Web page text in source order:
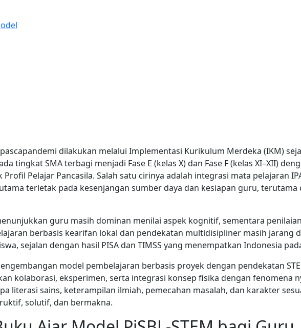
dilakukan melalui Implementasi Kurikulum Merdeka (IKM)
tingkat SMA terbagi menjadi Fase E (kelas X) dan Fase F (kelas XI–XII)
Pelajar Pancasila. Salah satu cirinya adalah integrasi mata pelajaran
terletak pada kesenjangan sumber daya dan kesiapan guru,
guru masih dominan menilai aspek kognitif, sementara
berbasis kearifan lokal dan pendekatan multidisipliner masih jarang
sejalan dengan hasil PISA dan TIMSS yang menempatkan Indonesia
model pembelajaran berbasis proyek dengan pendekatan
kolaborasi, eksperimen, serta integrasi konsep fisika dengan fenomena
literasi sains, keterampilan ilmiah, pemecahan masalah, dan karakter
solutif, dan bermakna.